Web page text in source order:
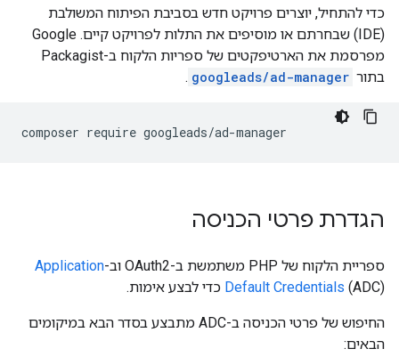
כדי להתחיל, יוצרים פרויקט חדש בסביבת הפיתוח המשולבת
(IDE) שבחרתם או מוסיפים את התלות לפרויקט קיים. Google
מפרסמת את הארטיפקטים של ספריות הלקוח ב-Packagist
בתור googleads/ad-manager
.
composer require
הגדרת פרטי הכניסה
ספריית הלקוח של PHP משתמשת ב-OAuth2 וב-
Application
Default Credentials (ADC) כדי לבצע אימות.
החיפוש של פרטי הכניסה ב-ADC מתבצע בסדר הבא במיקומים
הבאים: